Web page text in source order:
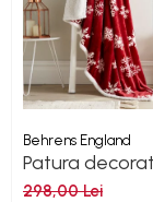
Behrens England
Patura
Snow flakes
298,00 Lei